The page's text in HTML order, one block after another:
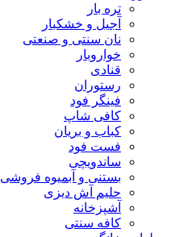
تره بار
آجیل و خشکبار
نان سنتی و صنعتی
خواروبار
قنادی
رستوران
فینگر فود
کافی شاپ
کباب و بریان
فست فود
ساندویچی
بستنی و آبمیوه فروشی
حلیم آش دیزی
آشپزخانه
کافه سنتی